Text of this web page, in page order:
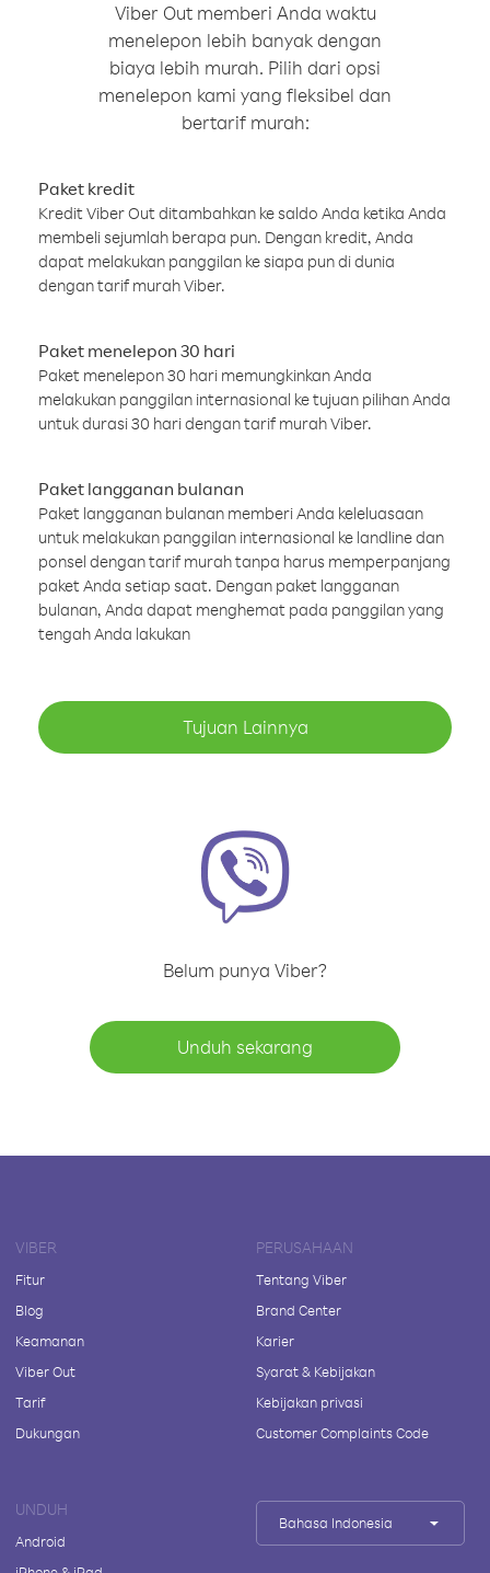
Viber Out memberi Anda waktu
menelepon lebih banyak dengan
biaya lebih murah. Pilih dari opsi
menelepon kami yang fleksibel dan
bertarif murah:
Paket kredit
Kredit Viber Out ditambahkan ke saldo Anda ketika Anda
membeli sejumlah berapa pun. Dengan kredit, Anda
dapat melakukan panggilan ke siapa pun di dunia
dengan tarif murah Viber.
Paket menelepon 30 hari
Paket menelepon 30 hari memungkinkan Anda
melakukan panggilan internasional ke tujuan pilihan Anda
untuk durasi 30 hari dengan tarif murah Viber.
Paket langganan bulanan
Paket langganan bulanan memberi Anda keleluasaan
untuk melakukan panggilan internasional ke landline dan
ponsel dengan tarif murah tanpa harus memperpanjang
paket Anda setiap saat. Dengan paket langganan
bulanan, Anda dapat menghemat pada panggilan yang
tengah Anda lakukan
Tujuan Lainnya
Belum punya Viber?
Unduh sekarang
VIBER
Fitur
Blog
Keamanan
Viber Out
Tarif
Dukungan
PERUSAHAAN
Tentang Viber
Brand Center
Karier
Syarat & Kebijakan
Kebijakan privasi
Customer Complaints Code
UNDUH
Android
Bahasa Indonesia